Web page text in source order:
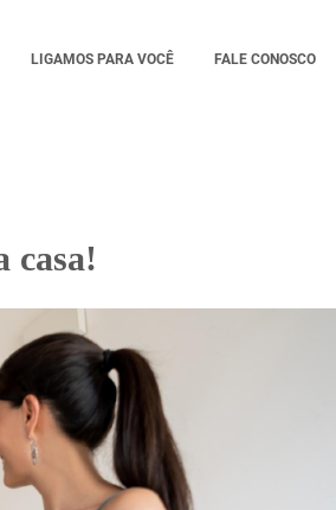
LIGAMOS PARA VOCÊ
FALE CONOSCO
casa!